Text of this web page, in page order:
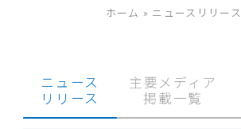
ホーム » ニュースリリース
ニュース
リリース
主要メディア
掲載一覧